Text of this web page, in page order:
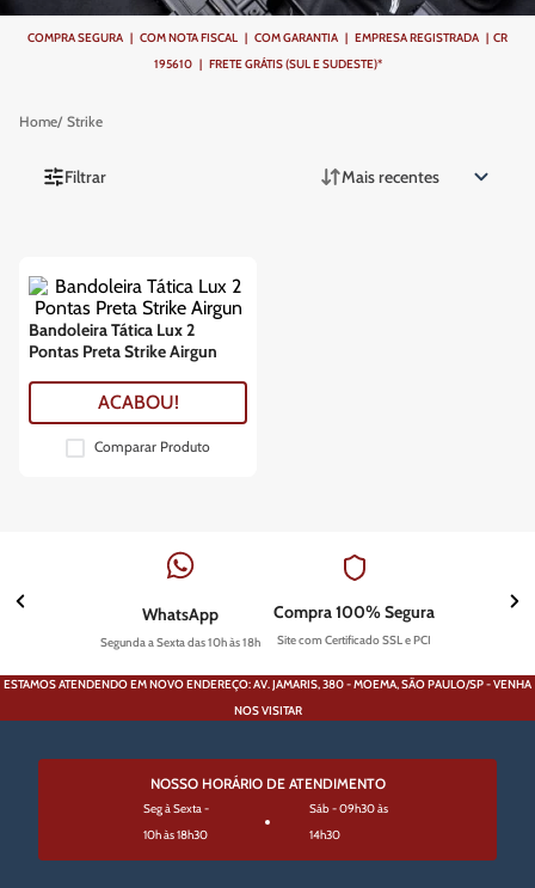
COMPRA SEGURA | COM NOTA FISCAL | COM GARANTIA | EMPRESA REGISTRADA | CR
195610 | FRETE GRÁTIS (SUL E SUDESTE)*
Strike
Filtrar Mais recentes
Bandoleira Tática Lux 2
Pontas Preta Strike Airgun
ACABOU!
Comparar Produto
WhatsApp
Segunda a Sexta das 10h às 18h
Compra 100% Segura
Site com Certificado SSL e PCI
ESTAMOS ATENDENDO EM NOVO ENDEREÇO: AV. JAMARIS, 380 - MOEMA, SÃO PAULO/SP - VENHA
NOS VISITAR
NOSSO HORÁRIO DE ATENDIMENTO
Seg à Sexta -
10h às 18h30
Sáb - 09h30 às
14h30